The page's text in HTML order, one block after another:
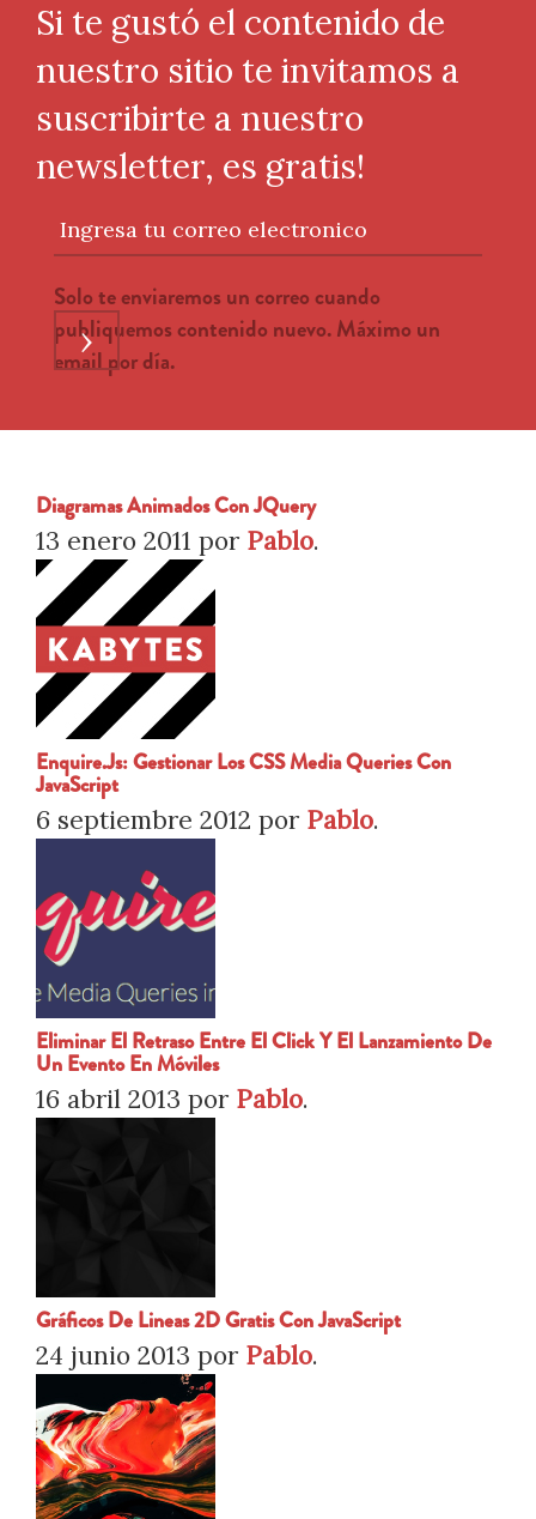
Si te gustó el contenido de
nuestro sitio te invitamos a
suscribirte a nuestro
newsletter, es gratis!
Ingresa tu correo electronico
Solo te enviaremos un correo cuando
publiquemos contenido nuevo. Máximo un
email por día.
›
Diagramas Animados Con JQuery
13 enero 2011 por Pablo.
Enquire.js: Gestionar Los CSS Media Queries Con
JavaScript
6 septiembre 2012 por Pablo.
Eliminar El Retraso Entre El Click Y El Lanzamiento De
Un Evento En Móviles
16 abril 2013 por Pablo.
Gráficos De Lineas 2D Gratis Con JavaScript
24 junio 2013 por Pablo.